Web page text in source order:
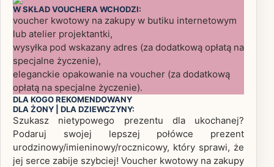
W SKŁAD VOUCHERA WCHODZI:
voucher kwotowy na zakupy w butiku internetowym
lub atelier projektantki,
wysyłka pod wskazany adres (za dodatkową opłatą na
specjalne życzenie),
eleganckie opakowanie na voucher (za dodatkową
opłatą na specjalne życzenie).
DLA KOGO REKOMENDOWANY
DLA ŻONY | DLA DZIEWCZYNY:
Szukasz nietypowego prezentu dla ukochanej?
Podaruj swojej lepszej połówce prezent
urodzinowy/imieninowy/rocznicowy, który sprawi, że
jej serce zabije szybciej! Voucher kwotowy na zakupy